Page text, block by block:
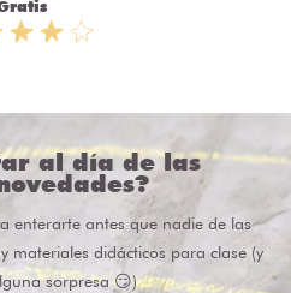
al día de las
enterarte antes que nadie de las
materiales didácticos para clase (y
sorpresa 😏)